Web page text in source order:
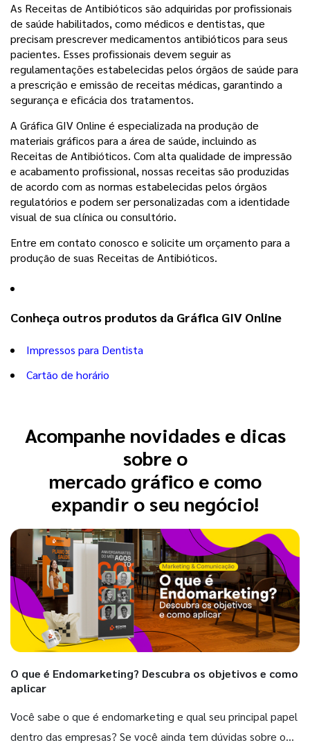
As Receitas de Antibióticos são adquiridas por profissionais
de saúde habilitados, como médicos e dentistas, que
precisam prescrever medicamentos antibióticos para seus
pacientes. Esses profissionais devem seguir as
regulamentações estabelecidas pelos órgãos de saúde para
a prescrição e emissão de receitas médicas, garantindo a
segurança e eficácia dos tratamentos.
A Gráfica GIV Online é especializada na produção de
materiais gráficos para a área de saúde, incluindo as
Receitas de Antibióticos. Com alta qualidade de impressão
e acabamento profissional, nossas receitas são produzidas
de acordo com as normas estabelecidas pelos órgãos
regulatórios e podem ser personalizadas com a identidade
visual de sua clínica ou consultório.
Entre em contato conosco e solicite um orçamento para a
produção de suas Receitas de Antibióticos.
Conheça outros produtos da Gráfica GIV Online
Impressos para Dentista
Cartão de horário
Acompanhe novidades e dicas
sobre o
mercado gráfico e como
expandir o seu negócio!
O que é Endomarketing? Descubra os objetivos e como
aplicar
Você sabe o que é endomarketing e qual seu principal papel
dentro das empresas? Se você ainda tem dúvidas sobre o